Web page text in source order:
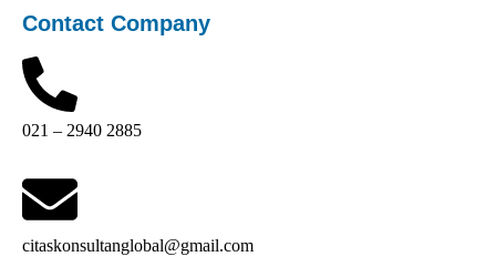
Contact Company
021 – 2940 2885
citaskonsultanglobal@gmail.com